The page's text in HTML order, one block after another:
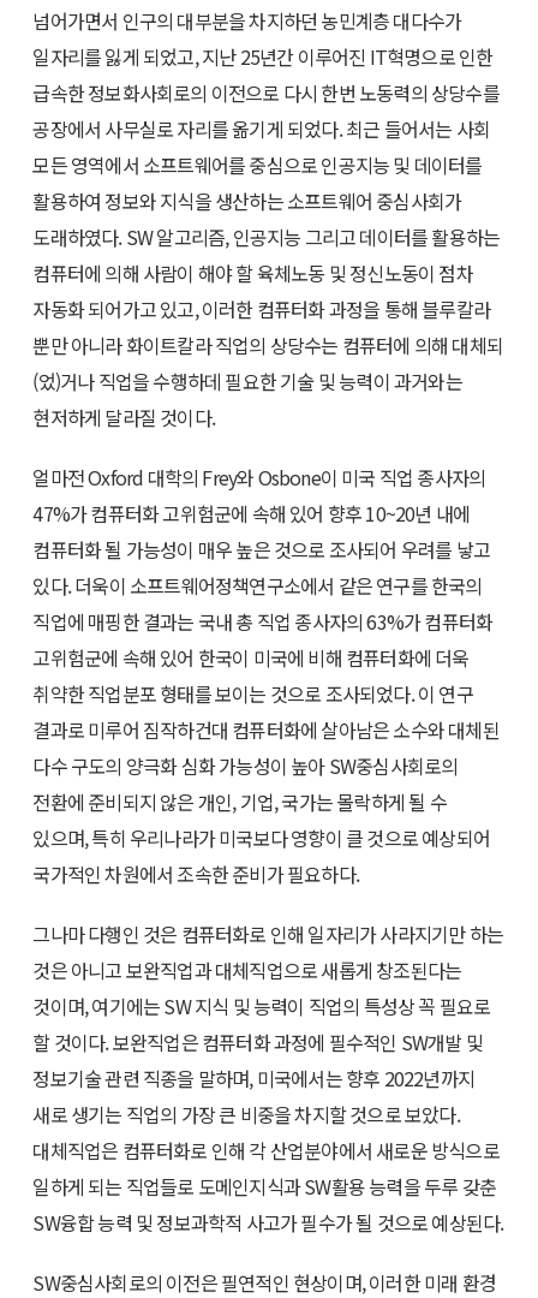
넘어가면서 인구의 대부분을 차지하던 농민계층 대다수가
일자리를 잃게 되었고, 지난 25년간 이루어진 IT혁명으로 인한
급속한 정보화사회로의 이전으로 다시 한번 노동력의 상당수를
공장에서 사무실로 자리를 옮기게 되었다. 최근 들어서는 사회
모든 영역에서 소프트웨어를 중심으로 인공지능 및 데이터를
활용하여 정보와 지식을 생산하는 소프트웨어 중심사회가
도래하였다. SW 알고리즘, 인공지능 그리고 데이터를 활용하는
컴퓨터에 의해 사람이 해야 할 육체노동 및 정신노동이 점차
자동화 되어가고 있고, 이러한 컴퓨터화 과정을 통해 블루칼라
뿐만 아니라 화이트칼라 직업의 상당수는 컴퓨터에 의해 대체되
(었)거나 직업을 수행하데 필요한 기술 및 능력이 과거와는
현저하게 달라질 것이다.
얼마전 Oxford 대학의 Frey와 Osbone이 미국 직업 종사자의
47%가 컴퓨터화 고위험군에 속해 있어 향후 10~20년 내에
컴퓨터화 될 가능성이 매우 높은 것으로 조사되어 우려를 낳고
있다. 더욱이 소프트웨어정책연구소에서 같은 연구를 한국의
직업에 매핑한 결과는 국내 총 직업 종사자의 63%가 컴퓨터화
고위험군에 속해 있어 한국이 미국에 비해 컴퓨터화에 더욱
취약한 직업분포 형태를 보이는 것으로 조사되었다. 이 연구
결과로 미루어 짐작하건대 컴퓨터화에 살아남은 소수와 대체된
다수 구도의 양극화 심화 가능성이 높아 SW중심사회로의
전환에 준비되지 않은 개인, 기업, 국가는 몰락하게 될 수
있으며, 특히 우리나라가 미국보다 영향이 클 것으로 예상되어
국가적인 차원에서 조속한 준비가 필요하다.
그나마 다행인 것은 컴퓨터화로 인해 일자리가 사라지기만 하는
것은 아니고 보완직업과 대체직업으로 새롭게 창조된다는
것이며, 여기에는 SW 지식 및 능력이 직업의 특성상 꼭 필요로
할 것이다. 보완직업은 컴퓨터화 과정에 필수적인 SW개발 및
정보기술 관련 직종을 말하며, 미국에서는 향후 2022년까지
새로 생기는 직업의 가장 큰 비중을 차지할 것으로 보았다.
대체직업은 컴퓨터화로 인해 각 산업분야에서 새로운 방식으로
일하게 되는 직업들로 도메인지식과 SW활용 능력을 두루 갖춘
SW융합 능력 및 정보과학적 사고가 필수가 될 것으로 예상된다.
SW중심사회로의 이전은 필연적인 현상이며, 이러한 미래 환경